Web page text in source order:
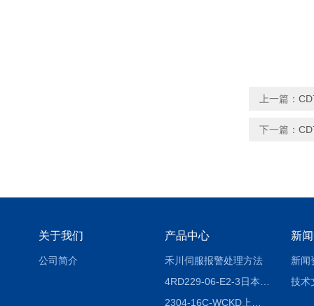
上一篇：
下一篇：
关于我们
公司简介
产品中心
禾川伺服报警处理方法
新
新闻
技术